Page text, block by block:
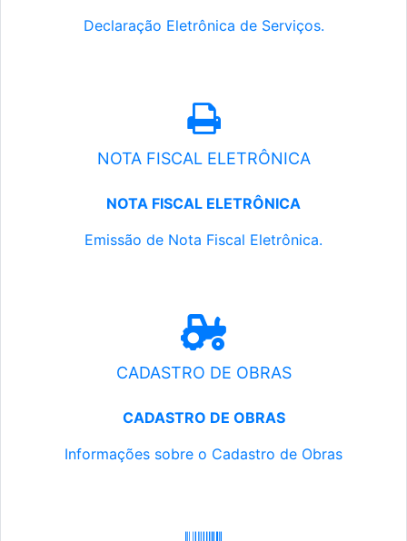
Declaração Eletrônica de Serviços.
NOTA FISCAL ELETRÔNICA
NOTA FISCAL ELETRÔNICA
Emissão de Nota Fiscal Eletrônica.
CADASTRO DE OBRAS
CADASTRO DE OBRAS
Informações sobre o Cadastro de Obras